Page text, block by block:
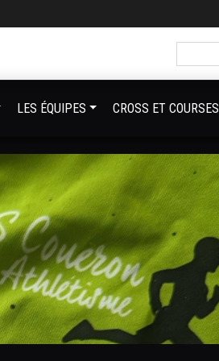
LES ÉQUIPES CROSS ET COURSES